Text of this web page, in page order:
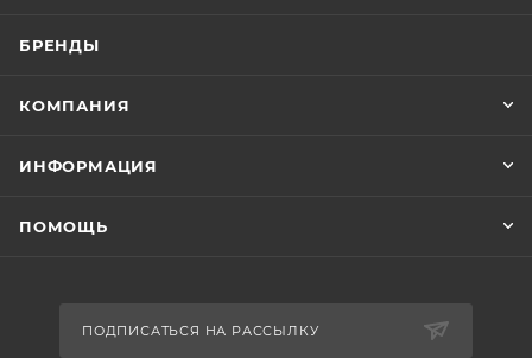
БРЕНДЫ
КОМПАНИЯ
ИНФОРМАЦИЯ
ПОМОЩЬ
ПОДПИСАТЬСЯ НА РАССЫЛКУ